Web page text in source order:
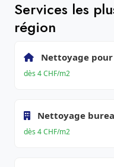
Services les
région
Nettoyage
dès 4 CHF/m2
Nettoyage
dès 4 CHF/m2